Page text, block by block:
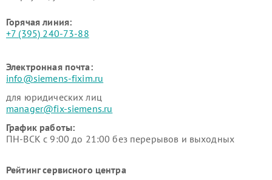
Горячая линия:
+7 (395) 240-73-88
Электронная почта:
info@siemens-fixim.ru
для юридических лиц
manager@fix-siemens.ru
График работы:
ПН-ВСК с 9:00 до 21:00 без перерывов и выходных
Рейтинг сервисного центра